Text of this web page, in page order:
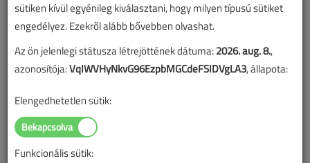
TARTALOM
Szakmatörténet
Ólom nyomócső
A vízellátás kezdete
2019/10. lapszám
sütiken kívül egyénileg kiválasztani, hogy milyen típusú sütiket
engedélyez. Ezekről alább bővebben olvashat.
Az ön jelenlegi státusza létrejöttének dátuma:2026. aug. 8.,
azonosítója:VqIWVHyNkvG96EzpbMGCdeFSIDVgLA3, állapota:
Elengedhetetlen sütik:
Funkcionális sütik: